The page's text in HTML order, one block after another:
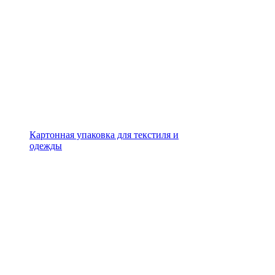
Картонная упаковка для текстиля и
одежды